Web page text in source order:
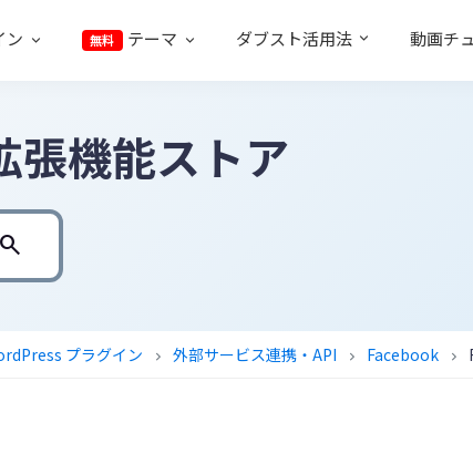
ン 無料 テーマ ダブスト活用法 動画チ
張機能ストア
search
プラグイン chevron_right 外部サービス連携・API chevron_right Facebook chevron_right